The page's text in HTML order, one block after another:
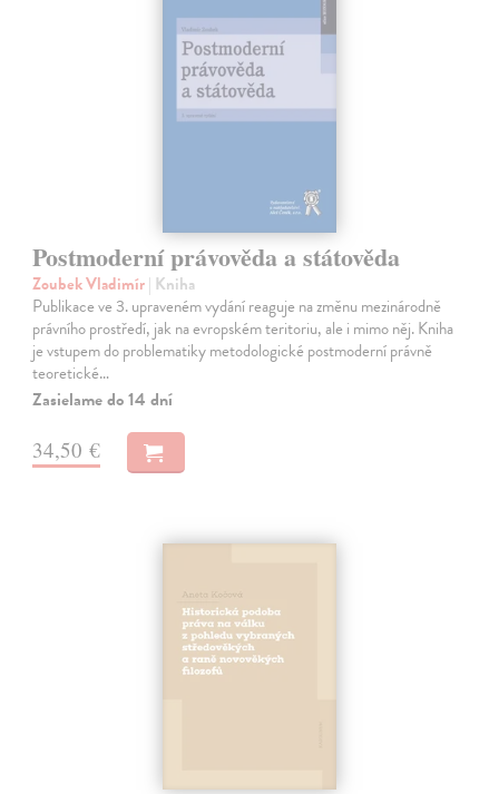
Postmoderní právověda a státověda
Zoubek Vladimír| Kniha
Publikace ve 3. upraveném vydání reaguje na změnu mezinárodně
právního prostředí, jak na evropském teritoriu, ale i mimo něj. Kniha
je vstupem do problematiky metodologické postmoderní právně
teoretické…
Zasielame do 14 dní
34,50 €